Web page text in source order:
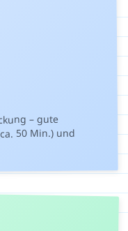
– gute
50 Min.) und